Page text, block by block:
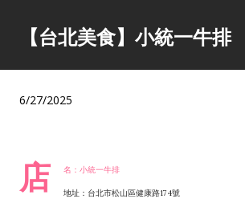
【台北美食】小統一牛排
6/27/2025
店 名：小統一牛排
地址：台北市松山區健康路174號